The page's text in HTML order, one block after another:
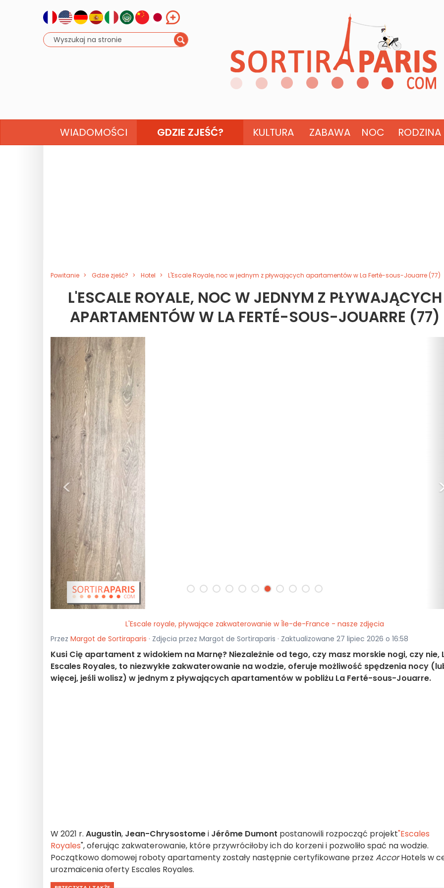
WIADOMOŚCI GDZIE ZJEŚĆ? KULTURA ZABAWA NOC RODZINA
Powitanie Gdzie zjeść? Hotel L'Escale Royale, noc w jednym z pływających apartamentów w La Ferté-sous-Jouarre (77)
L'ESCALE ROYALE, NOC W JEDNYM Z PŁYWAJĄCYCH
APARTAMENTÓW W LA FERTÉ-SOUS-JOUARRE (77)
<
L'Escale royale, pływające zakwaterowanie w Île-de-France - nasze zdjęcia
Przez Margot de Sortiraparis · Zdjęcia przez Margot de Sortiraparis · Zaktualizowane 27 lipiec 2026 o 16:58
Kusi Cię apartament z widokiem na Marnę? Niezależnie od tego, czy masz morskie nogi, czy nie,
Escales Royales, to niezwykłe zakwaterowanie na wodzie, oferuje możliwość spędzenia nocy
więcej, jeśli wolisz) w jednym z pływających apartamentów w pobliżu La Ferté-sous-Jouarre.
W 2021 r. Augustin, Jean-Chrysostomei Jérôme Dumont postanowili rozpocząć projekt"Escales
Royales", oferując zakwaterowanie, które przywróciłoby ich do korzeni i pozwoliło spać na wodzie.
Początkowo domowej roboty apartamenty zostały następnie certyfikowane przez AccorHotels w
urozmaicenia oferty Escales Royales.